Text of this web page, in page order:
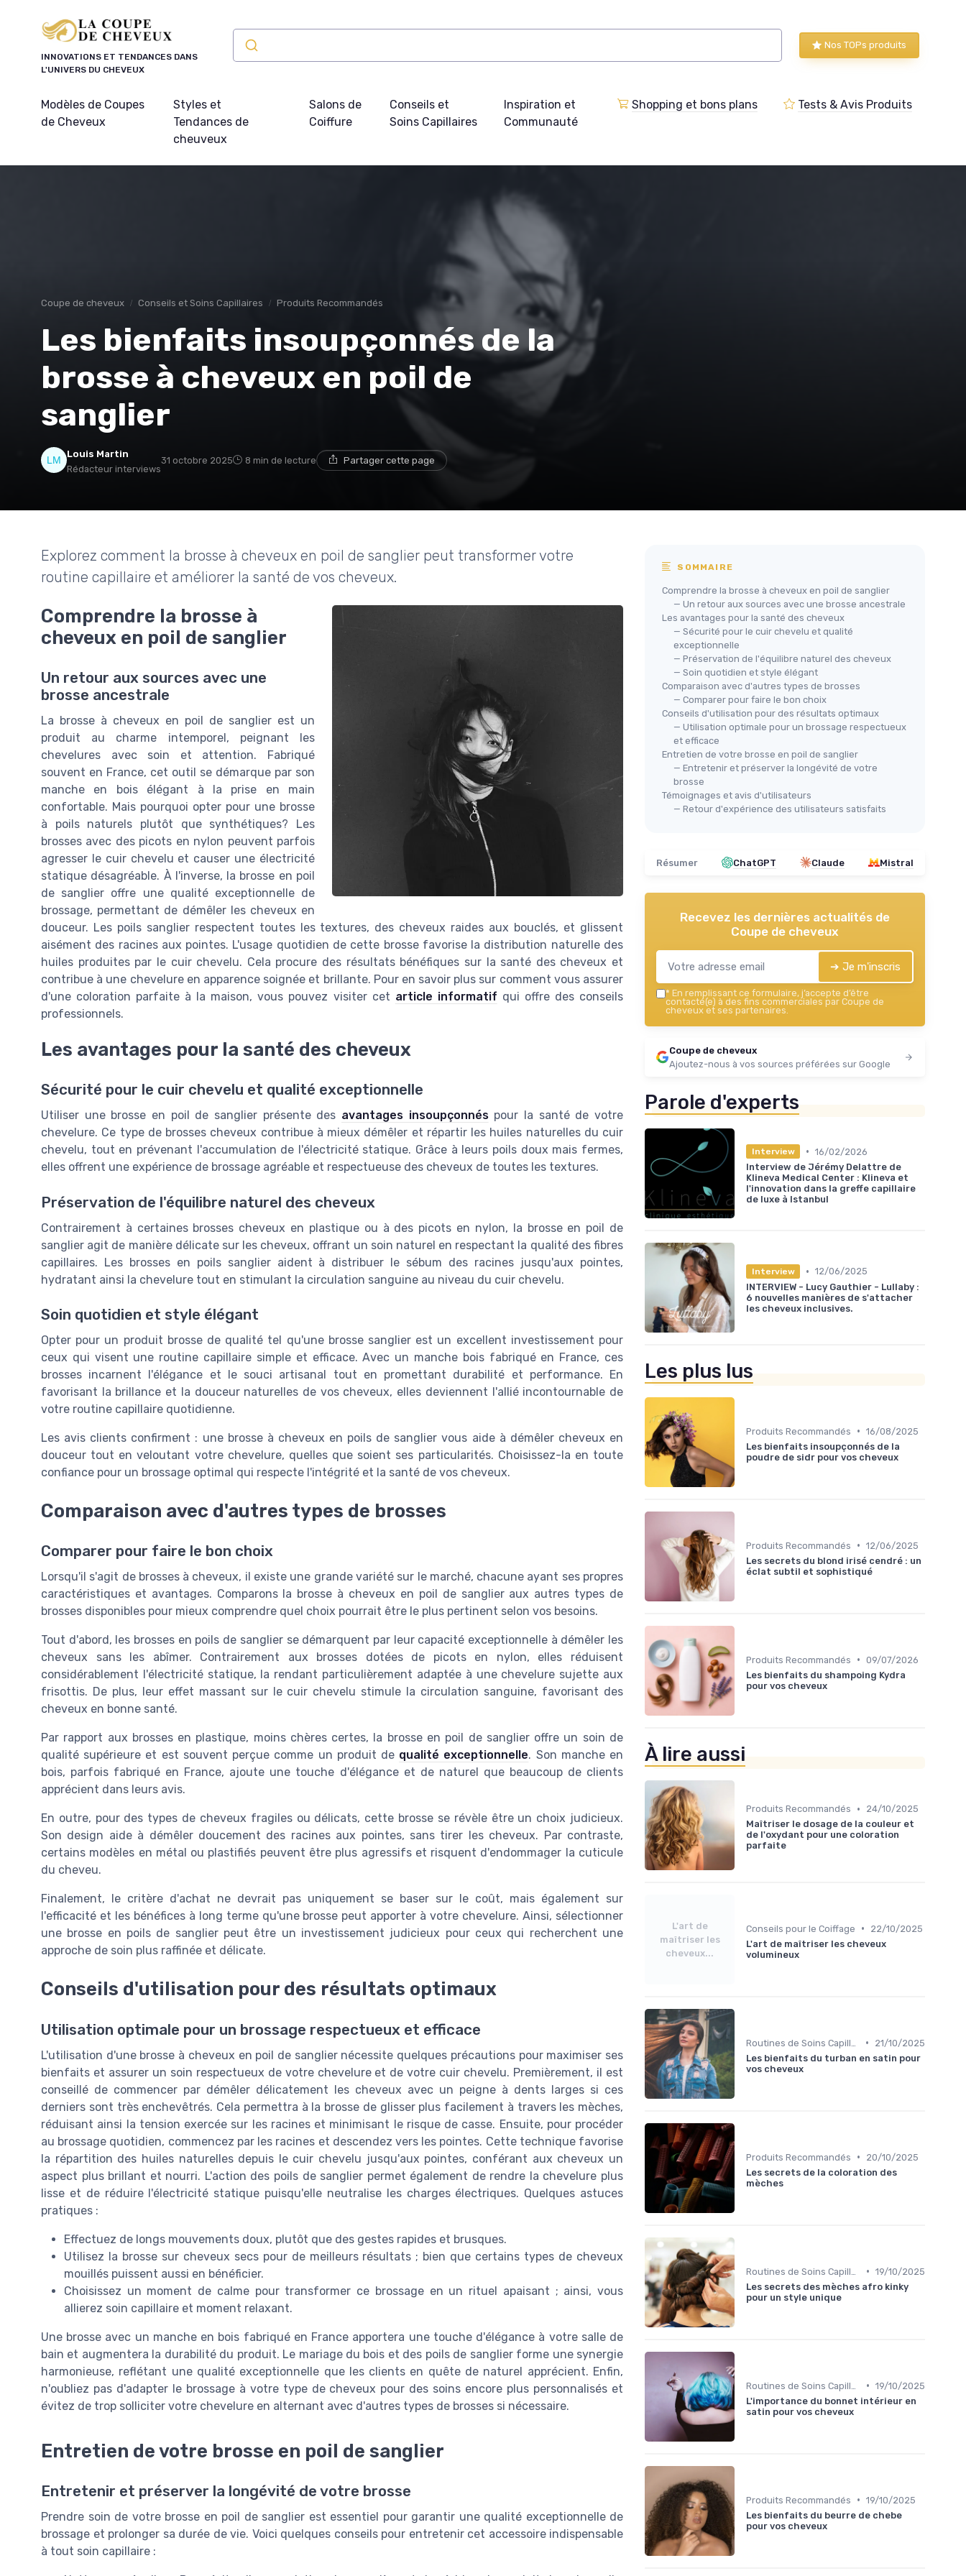
INNOVATIONS ET TENDANCES DANS
L'UNIVERS DU CHEVEUX
Nos TOPs produits
Modèles de Coupes
de Cheveux
Styles et
Tendances de
cheuveux
Salons de
Coiffure
Conseils et
Soins Capillaires
Inspiration et
Communauté
Shopping et bons plans Tests & Avis Produits
Coupe de cheveux Conseils et Soins Capillaires Produits Recommandés
Les bienfaits insoupçonnés de la
brosse à cheveux en poil de
sanglier
Louis Martin
Rédacteur interviews
31 octobre 2025 8 min de lecture Partager cette page
Explorez comment la brosse à cheveux en poil de sanglier peut transformer votre
routine capillaire et améliorer la santé de vos cheveux.
Comprendre la brosse à
cheveux en poil de sanglier
Un retour aux sources avec une
brosse ancestrale
La brosse à cheveux en poil de sanglier est un
produit au charme intemporel, peignant les
chevelures avec soin et attention. Fabriqué
souvent en France, cet outil se démarque par son
manche en bois élégant à la prise en main
confortable. Mais pourquoi opter pour une brosse
à poils naturels plutôt que synthétiques? Les
brosses avec des picots en nylon peuvent parfois
agresser le cuir chevelu et causer une électricité
statique désagréable. À l'inverse, la brosse en poil
de sanglier offre une qualité exceptionnelle de
brossage, permettant de démêler les cheveux en
douceur. Les poils sanglier respectent toutes les textures, des cheveux raides aux bouclés, et glissent
aisément des racines aux pointes. L'usage quotidien de cette brosse favorise la distribution naturelle des
huiles produites par le cuir chevelu. Cela procure des résultats bénéfiques sur la santé des cheveux et
contribue à une chevelure en apparence soignée et brillante. Pour en savoir plus sur comment vous assurer
d'une coloration parfaite à la maison, vous pouvez visiter cet article informatif qui offre des conseils
professionnels.
Les avantages pour la santé des cheveux
Sécurité pour le cuir chevelu et qualité exceptionnelle
Utiliser une brosse en poil de sanglier présente des avantages insoupçonnéspour la santé de votre
chevelure. Ce type de brosses cheveux contribue à mieux démêler et répartir les huiles naturelles du cuir
chevelu, tout en prévenant l'accumulation de l'électricité statique. Grâce à leurs poils doux mais fermes,
elles offrent une expérience de brossage agréable et respectueuse des cheveux de toutes les textures.
Préservation de l'équilibre naturel des cheveux
Contrairement à certaines brosses cheveux en plastique ou à des picots en nylon, la brosse en poil de
sanglier agit de manière délicate sur les cheveux, offrant un soin naturel en respectant la qualité des fibres
capillaires. Les brosses en poils sanglier aident à distribuer le sébum des racines jusqu'aux pointes,
hydratant ainsi la chevelure tout en stimulant la circulation sanguine au niveau du cuir chevelu.
Soin quotidien et style élégant
Opter pour un produit brosse de qualité tel qu'une brosse sanglier est un excellent investissement pour
ceux qui visent une routine capillaire simple et efficace. Avec un manche bois fabriqué en France, ces
brosses incarnent l'élégance et le souci artisanal tout en promettant durabilité et performance. En
favorisant la brillance et la douceur naturelles de vos cheveux, elles deviennent l'allié incontournable de
votre routine capillaire quotidienne.
Les avis clients confirment : une brosse à cheveux en poils de sanglier vous aide à démêler cheveux en
douceur tout en veloutant votre chevelure, quelles que soient ses particularités. Choisissez-la en toute
confiance pour un brossage optimal qui respecte l'intégrité et la santé de vos cheveux.
Comparaison avec d'autres types de brosses
Comparer pour faire le bon choix
Lorsqu'il s'agit de brosses à cheveux, il existe une grande variété sur le marché, chacune ayant ses propres
caractéristiques et avantages. Comparons la brosse à cheveux en poil de sanglier aux autres types de
brosses disponibles pour mieux comprendre quel choix pourrait être le plus pertinent selon vos besoins.
Tout d'abord, les brosses en poils de sanglier se démarquent par leur capacité exceptionnelle à démêler les
cheveux sans les abîmer. Contrairement aux brosses dotées de picots en nylon, elles réduisent
considérablement l'électricité statique, la rendant particulièrement adaptée à une chevelure sujette aux
frisottis. De plus, leur effet massant sur le cuir chevelu stimule la circulation sanguine, favorisant des
cheveux en bonne santé.
Par rapport aux brosses en plastique, moins chères certes, la brosse en poil de sanglier offre un soin de
qualité supérieure et est souvent perçue comme un produit de qualité exceptionnelle. Son manche en
bois, parfois fabriqué en France, ajoute une touche d'élégance et de naturel que beaucoup de clients
apprécient dans leurs avis.
En outre, pour des types de cheveux fragiles ou délicats, cette brosse se révèle être un choix judicieux.
Son design aide à démêler doucement des racines aux pointes, sans tirer les cheveux. Par contraste,
certains modèles en métal ou plastifiés peuvent être plus agressifs et risquent d'endommager la cuticule
du cheveu.
Finalement, le critère d'achat ne devrait pas uniquement se baser sur le coût, mais également sur
l'efficacité et les bénéfices à long terme qu'une brosse peut apporter à votre chevelure. Ainsi, sélectionner
une brosse en poils de sanglier peut être un investissement judicieux pour ceux qui recherchent une
approche de soin plus raffinée et délicate.
Conseils d'utilisation pour des résultats optimaux
Utilisation optimale pour un brossage respectueux et efficace
L'utilisation d'une brosse à cheveux en poil de sanglier nécessite quelques précautions pour maximiser ses
bienfaits et assurer un soin respectueux de votre chevelure et de votre cuir chevelu. Premièrement, il est
conseillé de commencer par démêler délicatement les cheveux avec un peigne à dents larges si ces
derniers sont très enchevêtrés. Cela permettra à la brosse de glisser plus facilement à travers les mèches,
réduisant ainsi la tension exercée sur les racines et minimisant le risque de casse. Ensuite, pour procéder
au brossage quotidien, commencez par les racines et descendez vers les pointes. Cette technique favorise
la répartition des huiles naturelles depuis le cuir chevelu jusqu'aux pointes, conférant aux cheveux un
aspect plus brillant et nourri. L'action des poils de sanglier permet également de rendre la chevelure plus
lisse et de réduire l'électricité statique puisqu'elle neutralise les charges électriques. Quelques astuces
pratiques :
Effectuez de longs mouvements doux, plutôt que des gestes rapides et brusques.
Utilisez la brosse sur cheveux secs pour de meilleurs résultats ; bien que certains types de cheveux
mouillés puissent aussi en bénéficier.
Choisissez un moment de calme pour transformer ce brossage en un rituel apaisant ; ainsi, vous
allierez soin capillaire et moment relaxant.
Une brosse avec un manche en bois fabriqué en France apportera une touche d'élégance à votre salle de
bain et augmentera la durabilité du produit. Le mariage du bois et des poils de sanglier forme une synergie
harmonieuse, reflétant une qualité exceptionnelle que les clients en quête de naturel apprécient. Enfin,
n'oubliez pas d'adapter le brossage à votre type de cheveux pour des soins encore plus personnalisés et
évitez de trop solliciter votre chevelure en alternant avec d'autres types de brosses si nécessaire.
Entretien de votre brosse en poil de sanglier
Entretenir et préserver la longévité de votre brosse
Prendre soin de votre brosse en poil de sanglier est essentiel pour garantir une qualité exceptionnelle de
brossage et prolonger sa durée de vie. Voici quelques conseils pour entretenir cet accessoire indispensable
à tout soin capillaire :
SOMMAIRE
Comprendre la brosse à cheveux en poil de sanglier
— Un retour aux sources avec une brosse ancestrale
Les avantages pour la santé des cheveux
— Sécurité pour le cuir chevelu et qualité
exceptionnelle
— Préservation de l'équilibre naturel des cheveux
— Soin quotidien et style élégant
Comparaison avec d'autres types de brosses
— Comparer pour faire le bon choix
Conseils d'utilisation pour des résultats optimaux
— Utilisation optimale pour un brossage respectueux
et efficace
Entretien de votre brosse en poil de sanglier
— Entretenir et préserver la longévité de votre
brosse
Témoignages et avis d'utilisateurs
— Retour d'expérience des utilisateurs satisfaits
Résumer ChatGPT Claude Mistral
Recevez les dernières actualités de
Coupe de cheveux
➔ Je m'inscris
* En remplissant ce formulaire, j’accepte d’être
contacté(e) à des fins commerciales par Coupe de
cheveux et ses partenaires.
Coupe de cheveux
Ajoutez-nous à vos sources préférées sur Google
Parole d'experts
Interview • 16/02/2026
Interview de Jérémy Delattre de
Klineva Medical Center : Klineva et
l'innovation dans la greffe capillaire
de luxe à Istanbul
Interview • 12/06/2025
INTERVIEW - Lucy Gauthier - Lullaby :
6 nouvelles manières de s'attacher
les cheveux inclusives.
Les plus lus
Produits Recommandés • 16/08/2025
Les bienfaits insoupçonnés de la
poudre de sidr pour vos cheveux
Produits Recommandés • 12/06/2025
Les secrets du blond irisé cendré : un
éclat subtil et sophistiqué
Produits Recommandés • 09/07/2026
Les bienfaits du shampoing Kydra
pour vos cheveux
À lire aussi
Produits Recommandés •
24/10/2025
Maîtriser le dosage de la couleur et
de l'oxydant pour une coloration
parfaite
L'art de
maîtriser les
cheveux...
Conseils pour le Coiffage •
22/10/2025
L'art de maîtriser les cheveux
volumineux
•
21/10/2025
Les bienfaits du turban en satin pour
vos cheveux
Produits Recommandés •
20/10/2025
Les secrets de la coloration des
mèches
• 19/10/2025
Les secrets des mèches afro kinky
pour un style unique
• 19/10/2025
L'importance du bonnet intérieur en
satin pour vos cheveux
Produits Recommandés • 19/10/2025
Les bienfaits du beurre de chebe
pour vos cheveux